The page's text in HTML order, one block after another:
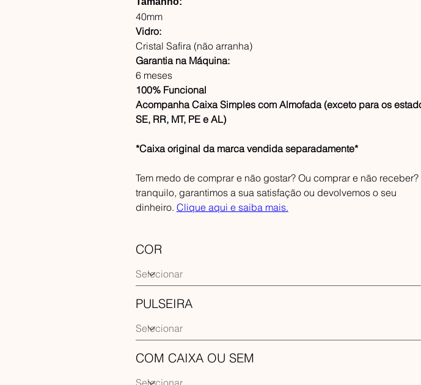
40mm
Vidro:
Cristal Safira (não arranha)
Garantia na Máquina:
6 meses
100% Funcional
Acompanha Caixa Simples com Almofada (exceto para os
SE, RR, MT, PE e AL)
*Caixa original da marca vendida separadamente*
Tem medo de comprar e não gostar? Ou comprar e não
tranquilo, garantimos a sua satisfação ou devolvemos o seu
dinheiro. Clique aqui e saiba mais.
COR
PULSEIRA
COM CAIXA OU SEM